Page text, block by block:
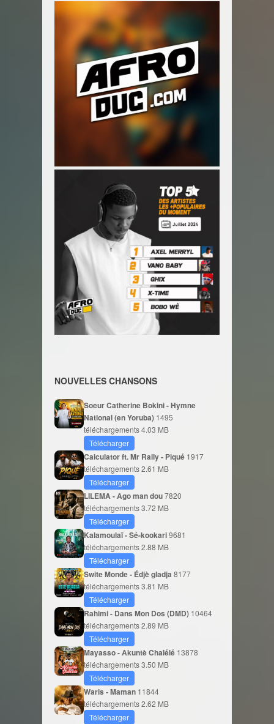
NOUVELLES CHANSONS
Soeur Catherine Bokini - Hymne
National (en Yoruba) 1495
téléchargements4.03 MB
Télécharger
Calculator ft. Mr Rally - Piqué 1917
téléchargements2.61 MB
Télécharger
LILEMA - Ago man dou7820
téléchargements3.72 MB
Télécharger
Kalamoulaï - Sé-kookari9681
téléchargements2.88 MB
Télécharger
Swite Monde - Édjè gladja 8177
téléchargements3.81 MB
Télécharger
Rahimi - Dans Mon Dos (DMD) 10464
téléchargements2.89 MB
Télécharger
Mayasso - Akuntè Chalélé 13878
téléchargements3.50 MB
Télécharger
Waris - Maman 11844
téléchargements2.62 MB
Télécharger